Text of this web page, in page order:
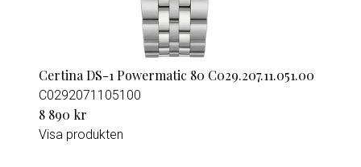
Certina DS-1 Powermatic 80 C029.207.11.051.00
C0292071105100
8 890 kr
Visa produkten